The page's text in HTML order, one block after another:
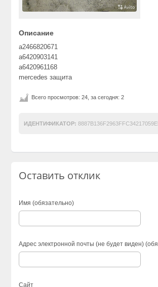
Описание
a2466820671
a6420903141
a6420961168
mercedes защита
Всего просмотров: 24, за сегодня: 2
ИДЕНТИФИКАТОР:
Оставить отклик
Имя (обязательно)
Адрес электронной почты (не будет виден)
Сайт